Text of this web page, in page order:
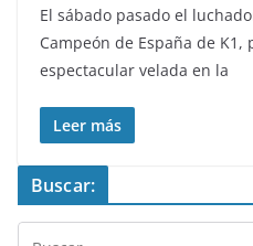
El sábado pasado el
Campeón de España de
espectacular velada en la
Leer más
Buscar: